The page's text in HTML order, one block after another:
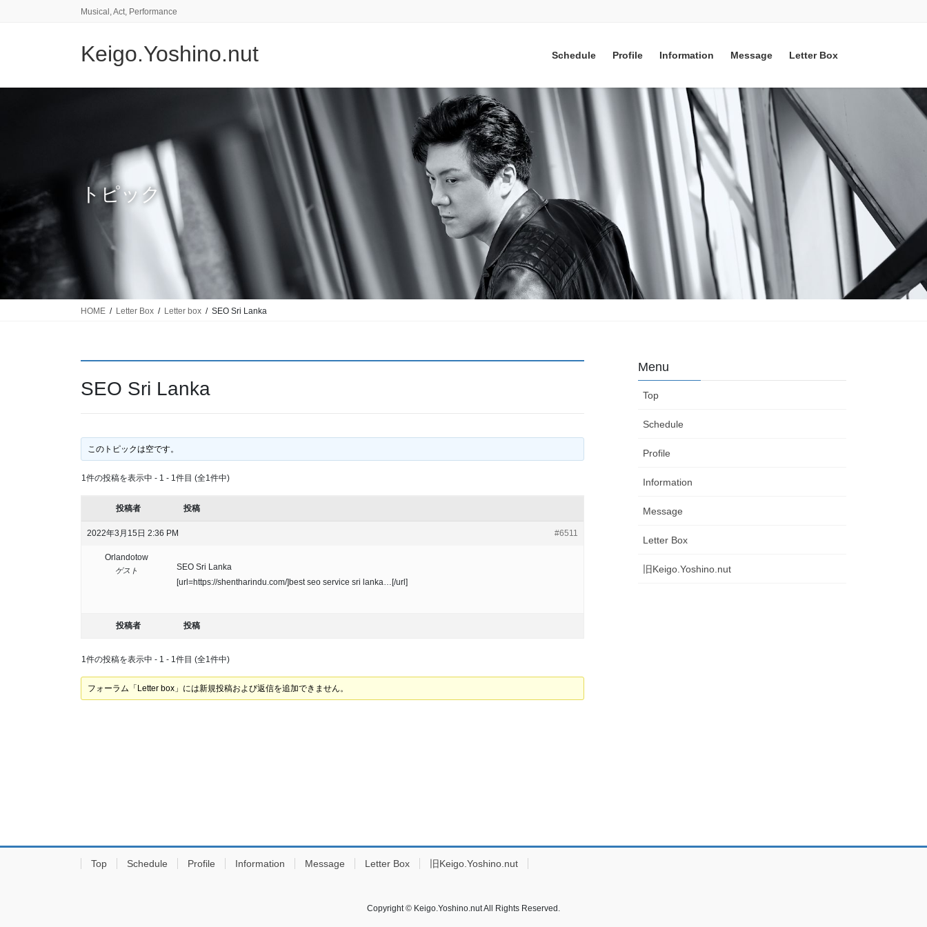
に
ョ
Musical, Act, Performance
Keigo.Yoshino.nut Schedule Profile Information Message Letter Box
トピック
HOME Letter Box Letter box SEO Sri Lanka
SEO Sri Lanka
このトピックは空です。
1件の投稿を表示中 - 1 - 1件目 (全1件中)
投稿者 投稿
2022年3月15日 2:36 PM #6511
Orlandotow
ゲスト
SEO Sri Lanka
[url=https://shentharindu.com/]best seo service sri lanka…[/url]
投稿者 投稿
1件の投稿を表示中 - 1 - 1件目 (全1件中)
フォーラム「Letter box」には新規投稿および返信を追加できません。
Menu
Top
Schedule
Profile
Information
Message
Letter Box
旧Keigo.Yoshino.nut
Top Schedule Profile Information Message Letter Box 旧Keigo.Yoshino.nut
Copyright © Keigo.Yoshino.nut All Rights Reserved.